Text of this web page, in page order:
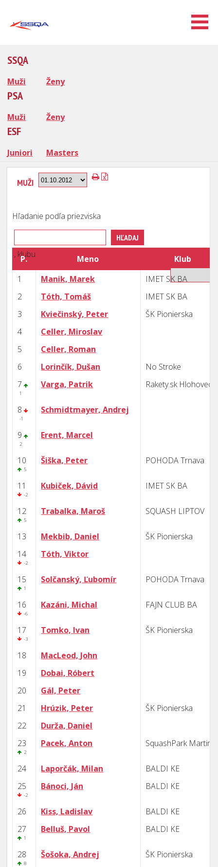
SSQA
Muži Ženy
PSA
Muži Ženy
ESF
Juniori Masters
MUŽI
Hľadanie podľa priezviska
, klubu
P. Meno
Klub
1
Manik, Marek
IMET SK BA
2
Tóth, Tomáš
IMET SK BA
3
Kviečinský, Peter
ŠK Pionierska
4
Celler, Miroslav
5
Celler, Roman
6
Lorinčík, Dušan
No Stroke
7
1
Varga, Patrik Rakety.sk Hlohovec
8
-1
Schmidtmayer, Andrej
9
2
Erent, Marcel
10
5
Šiška, Peter POHODA Trnava
11
-2
Kubiček, Dávid IMET SK BA
12
5
Trabalka, Maroš SQUASH LIPTOV
13 Mekbib, Daniel
ŠK Pionierska
14
-2
Tóth, Viktor
15
1
Solčanský, Ľubomír POHODA Trnava
16
-6
Kazáni, Michal FAJN CLUB BA
17
-3
Tomko, Ivan ŠK Pionierska
18
MacLeod, John
19
Dobai, Róbert
20
Gál, Peter
21
Hrúzik, Peter
ŠK Pionierska
22
Durža, Daniel
23
2
Pacek, Anton SquashPark Martin
24 Laporčák, Milan
BALDI KE
25
-2
Bánoci, Ján BALDI KE
26 Kiss, Ladislav
BALDI KE
27
1
Belluš, Pavol BALDI KE
28
8
Šošoka, Andrej ŠK Pionierska